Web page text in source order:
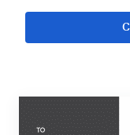
de
para